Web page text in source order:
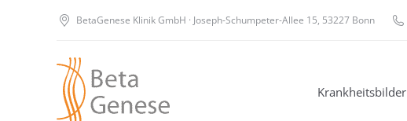
BetaGenese Klinik GmbH · Joseph-Schumpeter-Allee 15, 53227 Bonn
Krankheitsbilder
Krankheitsbilder